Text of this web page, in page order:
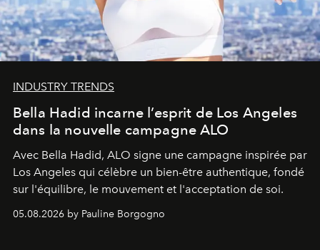
INDUSTRY TRENDS
Bella Hadid incarne l’esprit de Los Angeles
dans la nouvelle campagne ALO
Avec Bella Hadid, ALO signe une campagne inspirée par
Los Angeles qui célèbre un bien-être authentique, fondé
sur l'équilibre, le mouvement et l'acceptation de soi.
05.08.2026 by Pauline Borgogno